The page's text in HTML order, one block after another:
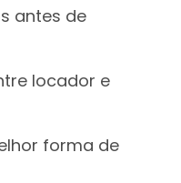
antes de
locador e
forma de